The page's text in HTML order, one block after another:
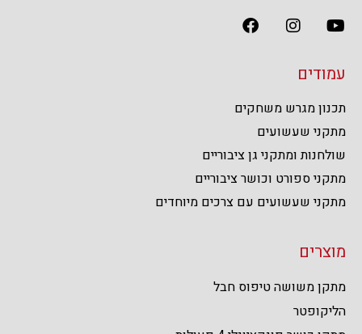
עמודים
תכנון מגרש משחקים
מתקני שעשועים
שולחנות ומתקני גן ציבוריים
מתקני ספורט וכושר ציבוריים
מתקני שעשועים עם צרכים מיוחדים
מוצרים
מתקן משושה טיפוס חבל
הליקופטר